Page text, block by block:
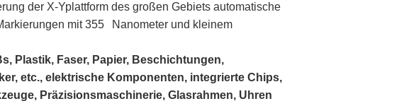
der X-Yplattform des großen Gebiets automatische
mit 355 Nanometer und kleinem
Plastik, Faser, Papier, Beschichtungen,
etc., elektrische Komponenten, integrierte Chips,
Präzisionsmaschinerie, Glasrahmen, Uhren